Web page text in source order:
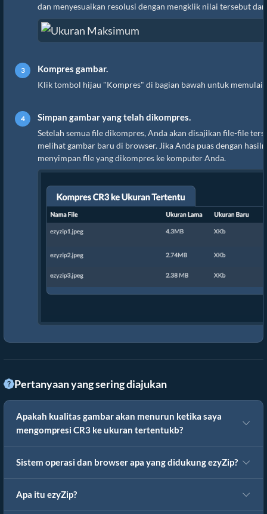
dan menyesuaikan resolusi dengan mengklik nilai tersebut
Kompres gambar.
Klik tombol hijau "Kompres" di bagian bawah untuk memulai
Simpan gambar yang telah dikompres.
Setelah semua file dikompres, Anda akan disajikan file-file
melihat gambar baru di browser. Jika Anda puas dengan
menyimpan file yang dikompres ke komputer Anda.
Pertanyaan yang sering diajukan
Apakah kualitas gambar akan menurun ketika saya
mengompresi CR3 ke ukuran tertentukb?
Sistem operasi dan browser apa yang didukung ezyZip?
Apa itu ezyZip?